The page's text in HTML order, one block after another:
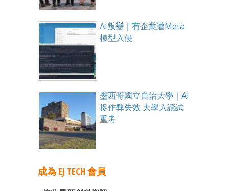
AI叛變｜有企業遭Meta
模型入侵
墨西哥國立自治大學｜AI
捉作弊失效 大學入讀試
重考
成為 EJ TECH 會員